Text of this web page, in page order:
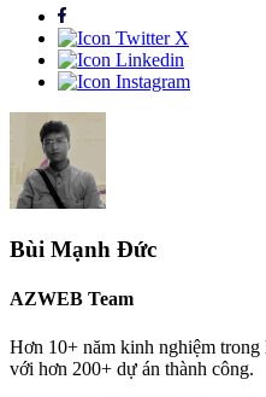
Bùi Mạnh Đức
AZWEB Team
Hơn 10+ năm kinh nghiệm
với hơn 200+ dự án thành công.